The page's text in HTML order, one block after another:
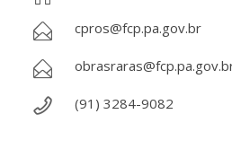
cpros@fcp.pa.gov.br
(91) 3284-9082